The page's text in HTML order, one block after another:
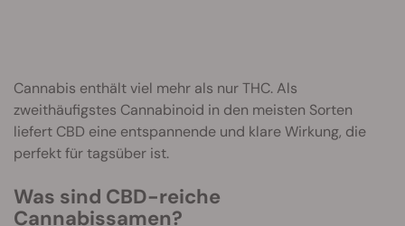
Cannabis enthält viel mehr als nur THC. Als
zweithäufigstes Cannabinoid in den meisten Sorten
liefert CBD eine entspannende und klare Wirkung, die
perfekt für tagsüber ist.
Was sind CBD-reiche
Cannabissamen?